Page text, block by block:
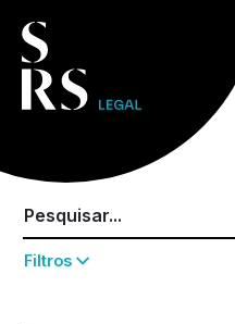
Filtros